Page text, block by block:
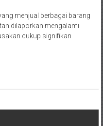
menjual berbagai barang
dilaporkan mengalami
cukup signifikan